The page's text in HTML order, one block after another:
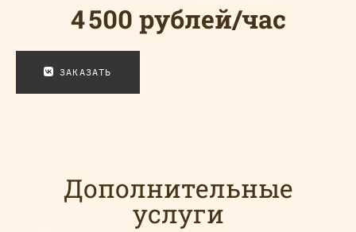
4 500 рублей/час
ЗАКАЗАТЬ
Дополнительные
услуги